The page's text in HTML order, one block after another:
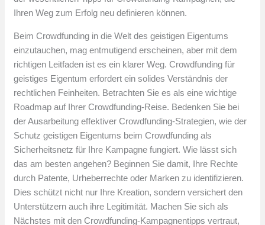
Ihren Weg zum Erfolg neu definieren können.
Beim Crowdfunding in die Welt des geistigen Eigentums
einzutauchen, mag entmutigend erscheinen, aber mit dem
richtigen Leitfaden ist es ein klarer Weg. Crowdfunding für
geistiges Eigentum erfordert ein solides Verständnis der
rechtlichen Feinheiten. Betrachten Sie es als eine wichtige
Roadmap auf Ihrer Crowdfunding-Reise. Bedenken Sie bei
der Ausarbeitung effektiver Crowdfunding-Strategien, wie der
Schutz geistigen Eigentums beim Crowdfunding als
Sicherheitsnetz für Ihre Kampagne fungiert. Wie lässt sich
das am besten angehen? Beginnen Sie damit, Ihre Rechte
durch Patente, Urheberrechte oder Marken zu identifizieren.
Dies schützt nicht nur Ihre Kreation, sondern versichert den
Unterstützern auch ihre Legitimität. Machen Sie sich als
Nächstes mit den Crowdfunding-Kampagnentipps vertraut,